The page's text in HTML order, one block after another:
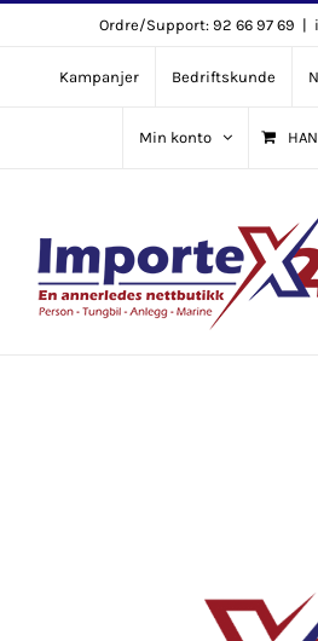
content
Ordre/Support: 92 66 97 69 |
Kampanjer Bedriftskunde
Min konto